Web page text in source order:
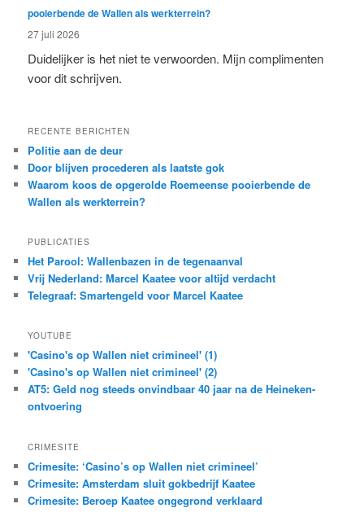
pooierbende de Wallen als werkterrein?
27 juli 2026
Duidelijker is het niet te verwoorden. Mijn complimenten
voor dit schrijven.
RECENTE BERICHTEN
Politie aan de deur
Door blijven procederen als laatste gok
Waarom koos de opgerolde Roemeense pooierbende de
Wallen als werkterrein?
PUBLICATIES
Het Parool: Wallenbazen in de tegenaanval
Vrij Nederland: Marcel Kaatee voor altijd verdacht
Telegraaf: Smartengeld voor Marcel Kaatee
YOUTUBE
'Casino's op Wallen niet crimineel' (1)
'Casino's op Wallen niet crimineel' (2)
AT5: Geld nog steeds onvindbaar 40 jaar na de Heineken-
ontvoering
CRIMESITE
Crimesite: ‘Casino’s op Wallen niet crimineel’
Crimesite: Amsterdam sluit gokbedrijf Kaatee
Crimesite: Beroep Kaatee ongegrond verklaard